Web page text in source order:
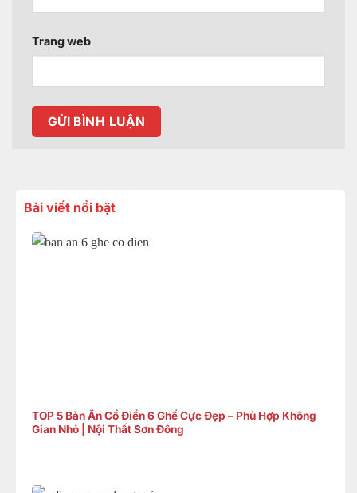
Trang web
Bài viết nổi bật
TOP 5 Bàn Ăn Cổ Điển 6 Ghế Cực Đẹp – Phù Hợp Không
Gian Nhỏ | Nội Thất Sơn Đông